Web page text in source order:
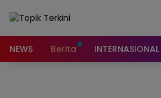
NEWS
Berita INTERNASIONAL